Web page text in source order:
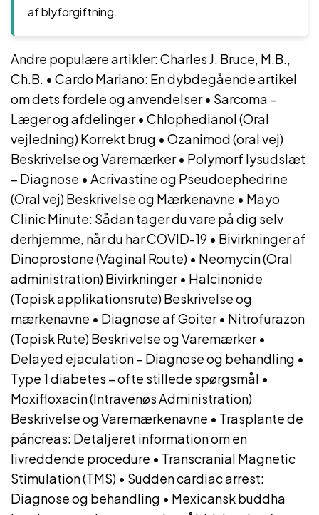
af blyforgiftning.
Andre populære artikler:Charles J. Bruce, M.B.,
Ch.B. • Cardo Mariano: En dybdegående artikel
om dets fordele og anvendelser• Sarcoma –
Læger og afdelinger• Chlophedianol (Oral
vejledning) Korrekt brug • Ozanimod (oral vej)
Beskrivelse og Varemærker• Polymorf lysudslæt
– Diagnose • Acrivastine og Pseudoephedrine
(Oral vej) Beskrivelse og Mærkenavne • Mayo
Clinic Minute: Sådan tager du vare på dig selv
derhjemme, når du har COVID-19 • Bivirkninger af
Dinoprostone (Vaginal Route) • Neomycin (Oral
administration) Bivirkninger• Halcinonide
(Topisk applikationsrute) Beskrivelse og
mærkenavne • Diagnose af Goiter• Nitrofurazon
(Topisk Rute) Beskrivelse og Varemærker•
Delayed ejaculation – Diagnose og behandling •
Type 1 diabetes – ofte stillede spørgsmål •
Moxifloxacin (Intravenøs Administration)
Beskrivelse og Varemærkenavne • Trasplante de
páncreas: Detaljeret information om en
livreddende procedure • Transcranial Magnetic
Stimulation (TMS) • Sudden cardiac arrest:
Diagnose og behandling • Mexicansk buddha